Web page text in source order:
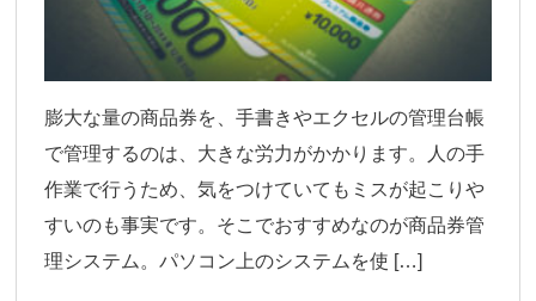
膨大な量の商品券を、手書きやエクセルの管理台帳
で管理するのは、大きな労力がかかります。人の手
作業で行うため、気をつけていてもミスが起こりや
すいのも事実です。そこでおすすめなのが商品券管
理システム。パソコン上のシステムを使 […]